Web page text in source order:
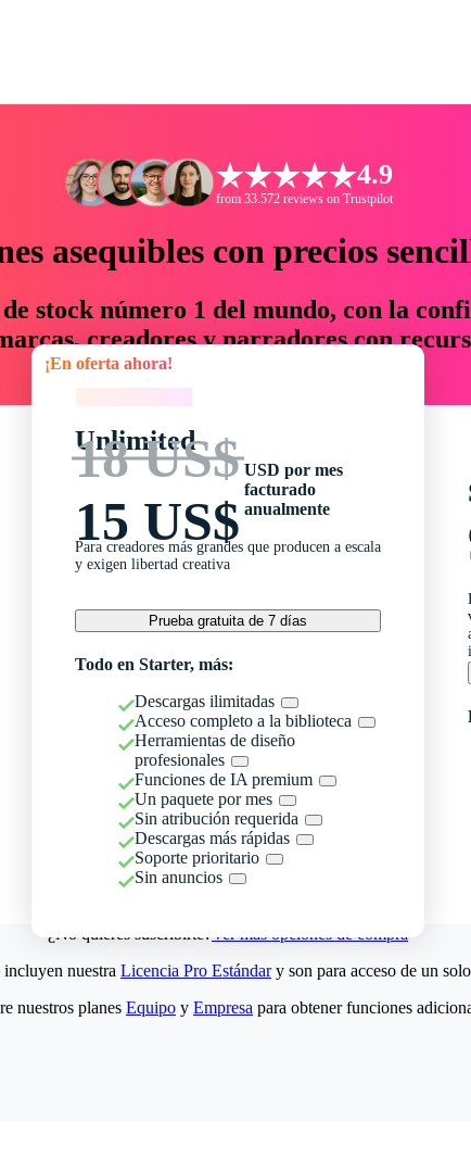
4.9
from 33.572 reviews on Trustpilot
asequibles con precios
stock número 1 del mundo, con la
creadores y narradores con
un 76 % en tiempo y presupuesto.
¡En oferta ahora!
Unlimited
18 US$
15 US$
USD por mes
facturado
anualmente
Para creadores más grandes que producen a escala
y exigen libertad creativa
Prueba gratuita de 7 días
Todo en Starter, más:
Descargas ilimitadas
Acceso completo a la biblioteca
Herramientas de diseño
profesionales
Funciones de IA premium
Un paquete por mes
Sin atribución requerida
Descargas más rápidas
Soporte prioritario
Sin anuncios
¿No quieres suscribirte?Ver más opciones de compra
nuestra Licencia Pro Estándary son para acceso de un
nuestros planes Equipo y Empresa para obtener funciones